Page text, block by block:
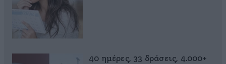
40 ημέρες, 33 δράσεις, 4.000+